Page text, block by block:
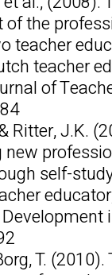
of the
teacher
teacher
of
Ritter, J.K.
self-
T.